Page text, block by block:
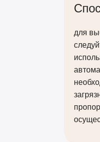
для